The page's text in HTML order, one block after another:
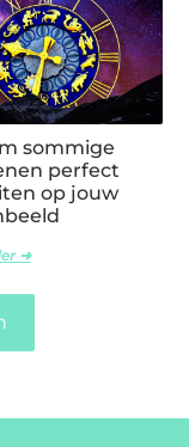
sommige
perfect
op jouw
➜